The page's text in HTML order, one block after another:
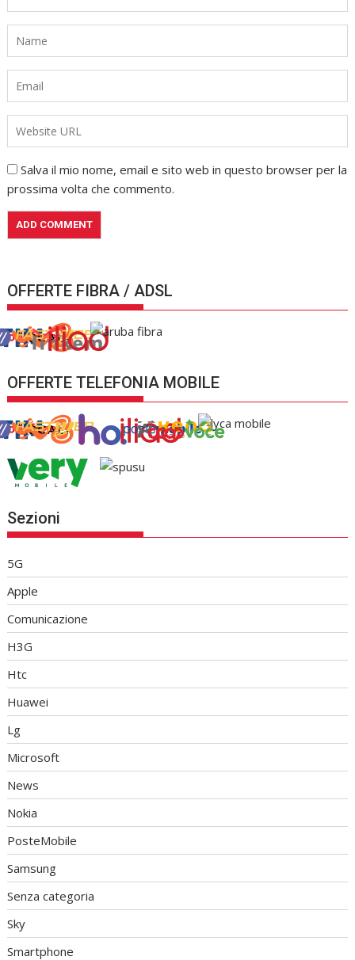
Salva il mio nome, email e sito web in questo browser per la
prossima volta che commento.
OFFERTE FIBRA / ADSL
OFFERTE TELEFONIA MOBILE
Sezioni
5G
Apple
Comunicazione
H3G
Htc
Huawei
Lg
Microsoft
News
Nokia
PosteMobile
Samsung
Senza categoria
Sky
Smartphone